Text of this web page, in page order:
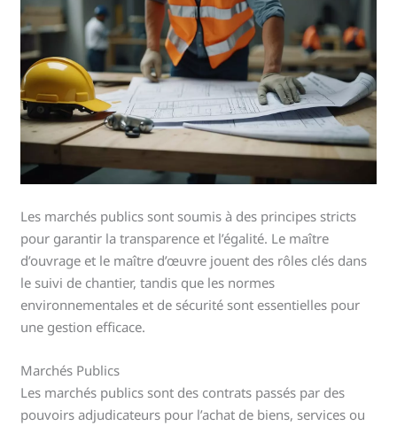
Les marchés publics sont soumis à des principes stricts
pour garantir la transparence et l’égalité. Le maître
d’ouvrage et le maître d’œuvre jouent des rôles clés dans
le suivi de chantier, tandis que les normes
environnementales et de sécurité sont essentielles pour
une gestion efficace.
Marchés Publics
Les marchés publics sont des contrats passés par des
pouvoirs adjudicateurs pour l’achat de biens, services ou